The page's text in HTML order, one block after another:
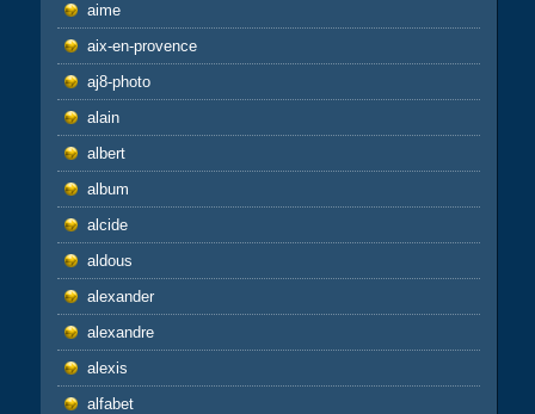
aime
aix-en-provence
aj8-photo
alain
albert
album
alcide
aldous
alexander
alexandre
alexis
alfabet